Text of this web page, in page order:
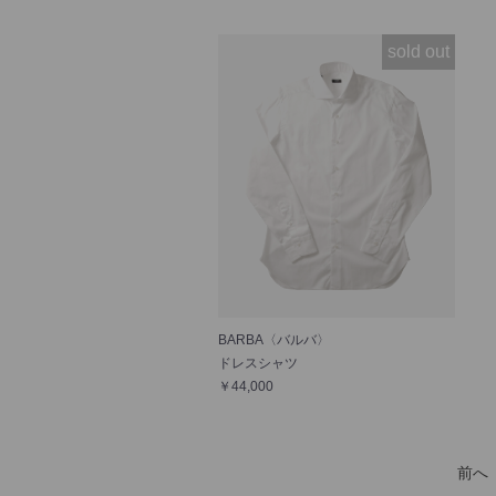
sold out
BARBA〈バルバ〉
ドレスシャツ
￥44,000
前へ